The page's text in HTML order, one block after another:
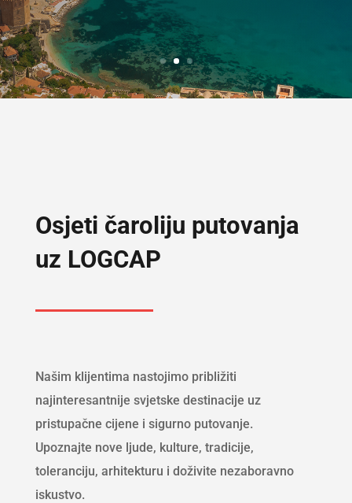
Osjeti čaroliju putovanja
uz LOGCAP
Našim klijentima nastojimo približiti
najinteresantnije svjetske destinacije uz
pristupačne cijene i sigurno putovanje.
Upoznajte nove ljude, kulture, tradicije,
toleranciju, arhitekturu i doživite nezaboravno
iskustvo.